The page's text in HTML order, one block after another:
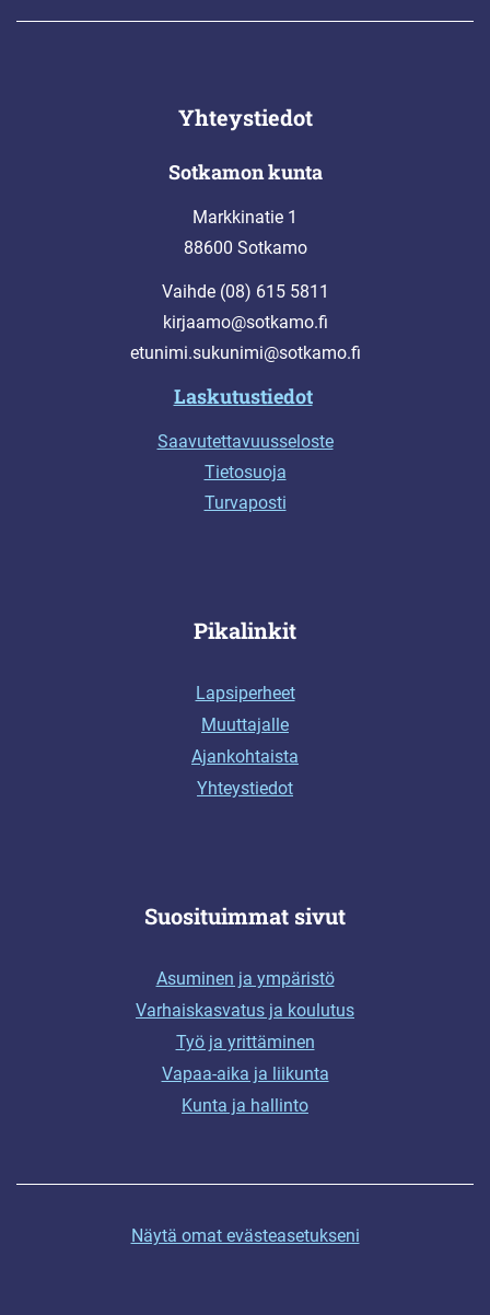
Yhteystiedot
Sotkamon kunta
Markkinatie 1
88600 Sotkamo
Vaihde (08) 615 5811
kirjaamo@sotkamo.fi
etunimi.sukunimi@sotkamo.fi
Laskutustiedot
Saavutettavuusseloste
Tietosuoja
Turvaposti
Pikalinkit
Lapsiperheet
Muuttajalle
Ajankohtaista
Yhteystiedot
Suosituimmat sivut
Asuminen ja ympäristö
Varhaiskasvatus ja koulutus
Työ ja yrittäminen
Vapaa-aika ja liikunta
Kunta ja hallinto
Näytä omat evästeasetukseni